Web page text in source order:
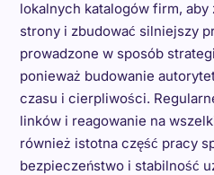
lokalnych katalogów firm, aby
strony i zbudować silniejszy
prowadzone w sposób
ponieważ budowanie
czasu i cierpliwości.
linków i reagowanie na
również istotna część pracy
bezpieczeństwo i stabilność